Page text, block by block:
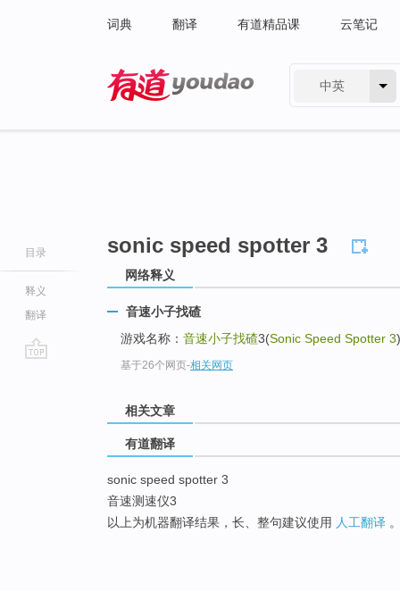
词典 翻译 有道精品课 云笔记
中英
目录
释义
翻译
sonic speed spotter 3
网络释义
音速小子找碴
游戏名称： 音速小子找碴3(Sonic Speed Spotter 3
基于26个网页-相关网页
相关文章
有道翻译
sonic speed spotter 3
音速测速仪3
以上为机器翻译结果，长、整句建议使用 人工翻译